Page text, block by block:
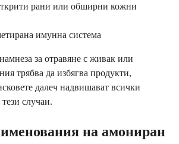
рани или обширни кожни
имунна система
за отравяне с живак или
трябва да избягва продукти,
далеч надвишават всички
случаи.
на амониран